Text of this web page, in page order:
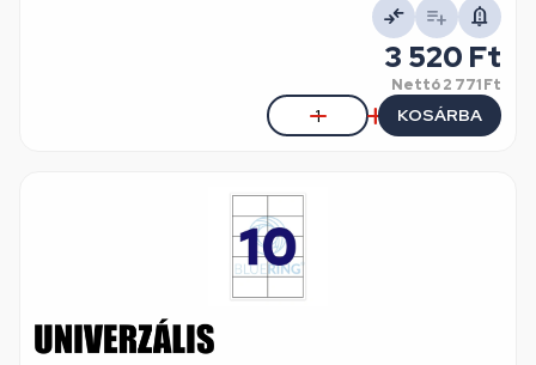
3 520 Ft
Nettó2 771 Ft
KOSÁRBA